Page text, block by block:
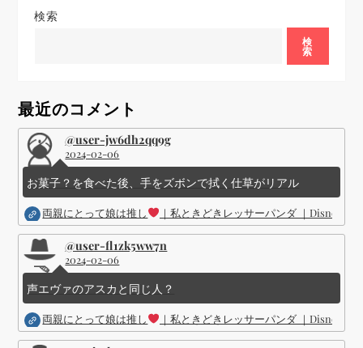
ー
ョ
ン
検索
検
索
最近のコメント
@user-jw6dh2qq9g
2024-02-06
お菓子？を食べた後、手をズボンで拭く仕草がリアル
両親にとって娘は推し ｜私ときどきレッサーパンダ ｜Disney (
@user-fl1zk5ww7n
2024-02-06
声エヴァのアスカと同じ人？
両親にとって娘は推し ｜私ときどきレッサーパンダ ｜Disney (